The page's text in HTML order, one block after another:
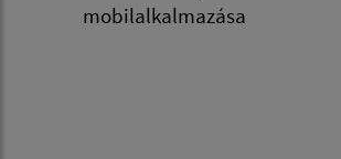
mobilalkalmazása